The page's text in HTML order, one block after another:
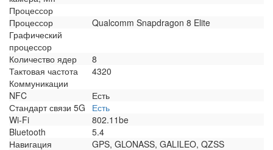
Процессор
Процессор
Qualcomm Snapdragon 8 Elite
Графический
процессор
Количество ядер
8
Тактовая частота
4320
Коммуникации
NFC
Есть
Стандарт связи 5G
Есть
Wi-Fi
802.11be
Bluetooth
5.4
Навигация
GPS, GLONASS, GALILEO, QZSS